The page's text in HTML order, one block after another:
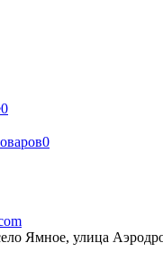
0
0
Ямное, улица